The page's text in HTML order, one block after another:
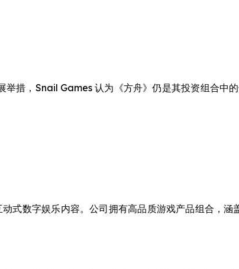
措，Snail Games 认为《方舟》仍是其投资组合中
数字娱乐内容。公司拥有高品质游戏产品组合，涵